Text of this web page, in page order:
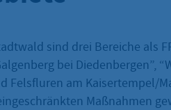
sind drei Bereiche als
bei Diedenbergen”,
Felsfluren am Kaisertempel/
Maßnahmen